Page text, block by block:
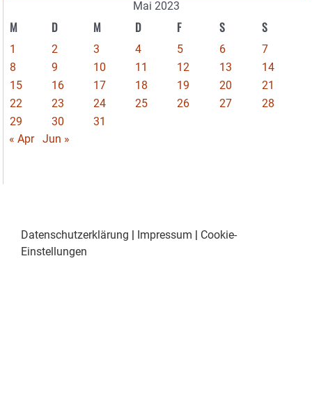
Mai 2023
M D M D F S S
1 2 3 4 5 6
7
8
9 10 11 12 13
14
15
16 17 18 19 20
21
22
23 24 25 26 27
28
29
30
31
« Apr
Jun »
Datenschutzerklärung | Impressum | Cookie-
Einstellungen